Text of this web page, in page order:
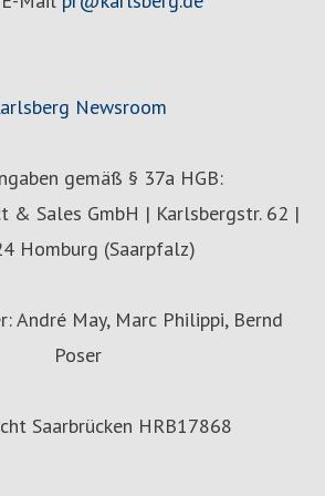
Newsroom
gemäß § 37a HGB:
& Sales GmbH | Karlsbergstr. 62 |
Homburg (Saarpfalz)
André May, Marc Philippi, Bernd
Poser
Saarbrücken HRB17868